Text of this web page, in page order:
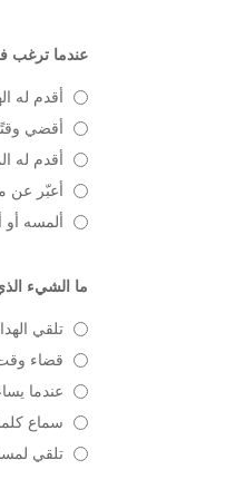
عندما ترغب
أقدم له
أقضي
أقدم له
أعبّر عن
ألمسه أو
ما الشيء
تلقي
قضاء
عندما
سماع
تلقي